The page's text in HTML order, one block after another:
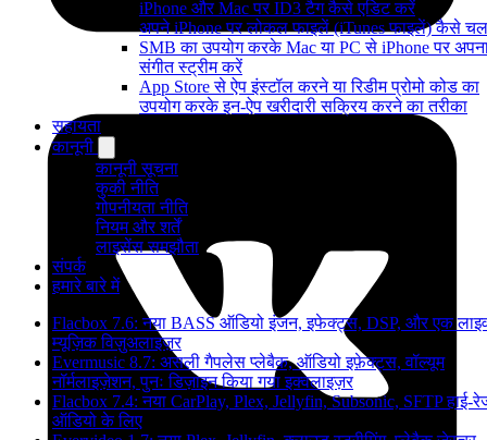
iPhone और Mac पर ID3 टैग कैसे एडिट करें
अपने iPhone पर लोकल फाइलें (iTunes फाइलें) कैसे
SMB का उपयोग करके Mac या PC से iPhone पर
संगीत स्ट्रीम करें
App Store से ऐप इंस्टॉल करने या रिडीम प्रोमो कोड का
उपयोग करके इन-ऐप खरीदारी सक्रिय करने का तरीका
सहायता
कानूनी
कानूनी सूचना
कुकी नीति
गोपनीयता नीति
नियम और शर्तें
लाइसेंस समझौता
संपर्क
हमारे बारे में
Flacbox 7.6: नया BASS ऑडियो इंजन, इफेक्ट्स, DSP, और एक
म्यूज़िक विज़ुअलाइज़र
Evermusic 8.7: असली गैपलेस प्लेबैक, ऑडियो इफ़ेक्ट्स, वॉल्यूम
नॉर्मलाइज़ेशन, पुनः डिज़ाइन किया गया इक्वलाइज़र
Flacbox 7.4: नया CarPlay, Plex, Jellyfin, Subsonic, SFTP हाई-
ऑडियो के लिए